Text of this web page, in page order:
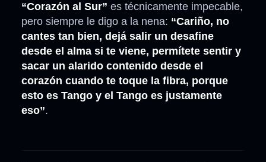
“Corazón al Sur” es técnicamente impecable,
pero siempre le digo a la nena: “Cariño, no
cantes tan bien, dejá salir un desafine
desde el alma si te viene, permítete sentir y
sacar un alarido contenido desde el
corazón cuando te toque la fibra, porque
esto es Tango y el Tango es justamente
eso”.